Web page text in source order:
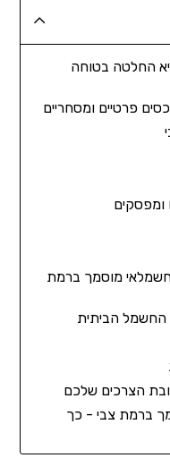
החלטה בטוחה
פרטיים ומסחריים
ומפסקים
מוסמך ברמת
החשמל הביתית
הצרכים שלכם
ברמת צבי - כך